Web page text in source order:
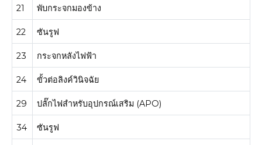
21 พับกระจกมองข้าง
22 ซันรูฟ
23 กระจกหลังไฟฟ้า
24 ขั้วต่อลิงค์วินิจฉัย
29 ปลั๊กไฟสำหรับอุปกรณ์เสริม (APO)
34 ซันรูฟ